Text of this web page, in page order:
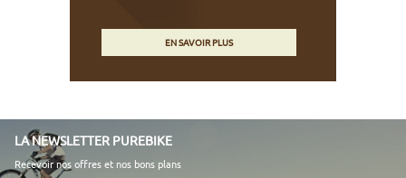
EN SAVOIR PLUS
LA NEWSLETTER PUREBIKE
Recevoir nos offres et nos bons plans